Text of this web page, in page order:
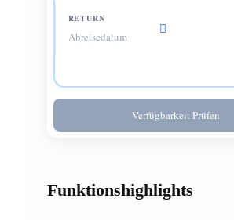
Verfügbarkeit Prüfen
Funktionshighlights